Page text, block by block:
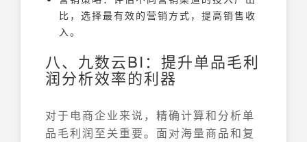
比，选择最有效的营销方式，提高销售收
入。
八、九数云BI：提升单品毛利
润分析效率的利器
对于电商企业来说，精确计算和分析单
品毛利润至关重要。面对海量商品和复